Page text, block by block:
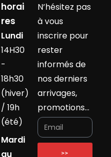
horai
res
Lundi
14H30
-
18h30
(hiver)
/ 19h
(été)
Mardi
au
N’hésitez pas
à vous
inscrire pour
rester
informés de
nos derniers
arrivages,
promotions…
>>